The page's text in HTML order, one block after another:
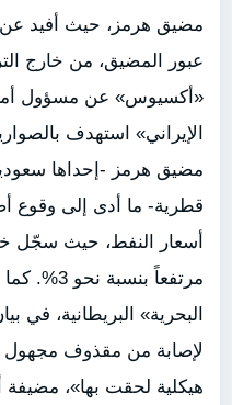
مضيق هرمز، حيث أفيد
عبور المضيق، من خارج
«أكسيوس» عن مسؤول
الإيراني» استهدف
مضيق هرمز -إحداها سعودية
قطرية- ما أدى إلى وقوع
مرتفعاً
البحرية» البريطانية، في
لإصابة من مقذوف مجهول
هيكلية لحقت بها»، مضيفة